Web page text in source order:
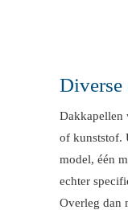
Diverse
Dakkapellen
of kunststof.
model, één
echter
Overleg dan